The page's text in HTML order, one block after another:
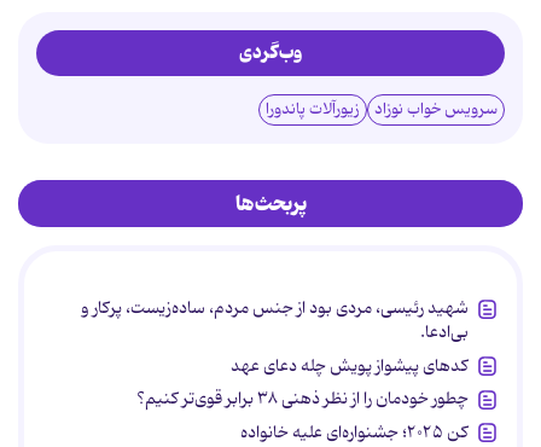
وب‌گردی
سرویس خواب نوزاد زیورآلات پاندورا
پربحث‌ها
شهید رئیسی، مردی بود از جنس مردم، ساده‌زیست، پرکار و
بی‌ادعا.
کدهای پیشواز پویش چله دعای عهد
چطور خودمان را از نظر ذهنی ۳۸ برابر قوی‌تر کنیم؟
کن ۲۰۲۵؛ جشنواره‌ای علیه خانواده